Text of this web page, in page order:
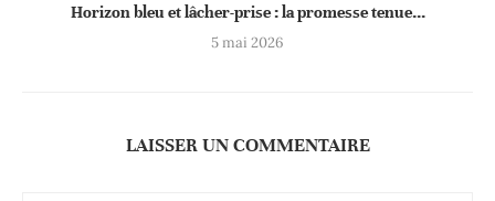
Horizon bleu et lâcher-prise : la promesse tenue...
5 mai 2026
LAISSER UN COMMENTAIRE